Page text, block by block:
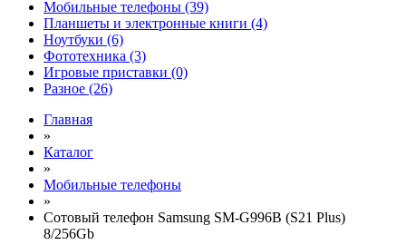
Мобильные телефоны (39)
Планшеты и электронные книги (4)
Ноутбуки (6)
Фототехника (3)
Игровые приставки (0)
Разное (26)
Главная
»
Каталог
»
Мобильные телефоны
»
Сотовый телефон Samsung SM-G996B (S21 Plus)
8/256Gb